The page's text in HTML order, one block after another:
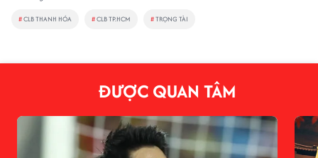
#CLB THANH HÓA #CLB TP.HCM #TRỌNG TÀI
ĐƯỢC QUAN TÂM